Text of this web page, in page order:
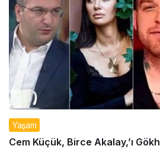
Yaşam
Cem Küçük, Birce Akalay,’ı